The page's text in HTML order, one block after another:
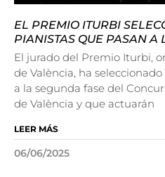
EL PREMIO ITURBI
PIANISTAS QUE PASAN A
El jurado del Premio Iturbi,
de València, ha
a la segunda fase del
de València y que actuarán
LEER MÁS
06/06/2025